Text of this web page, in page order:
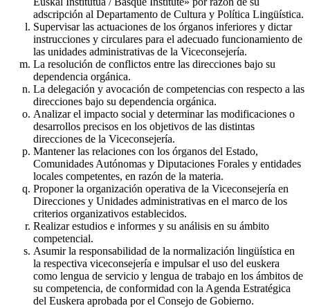
adscripción al Departamento de Cultura y Política Lingüística.
Supervisar las actuaciones de los órganos inferiores y dictar
instrucciones y circulares para el adecuado funcionamiento de
las unidades administrativas de la Viceconsejería.
La resolución de conflictos entre las direcciones bajo su
dependencia orgánica.
La delegación y avocación de competencias con respecto a las
direcciones bajo su dependencia orgánica.
Analizar el impacto social y determinar las modificaciones o
desarrollos precisos en los objetivos de las distintas
direcciones de la Viceconsejería.
Mantener las relaciones con los órganos del Estado,
Comunidades Autónomas y Diputaciones Forales y entidades
locales competentes, en razón de la materia.
Proponer la organización operativa de la Viceconsejería en
Direcciones y Unidades administrativas en el marco de los
criterios organizativos establecidos.
Realizar estudios e informes y su análisis en su ámbito
competencial.
Asumir la responsabilidad de la normalización lingüística en
la respectiva viceconsejería e impulsar el uso del euskera
como lengua de servicio y lengua de trabajo en los ámbitos de
su competencia, de conformidad con la Agenda Estratégica
del Euskera aprobada por el Consejo de Gobierno.